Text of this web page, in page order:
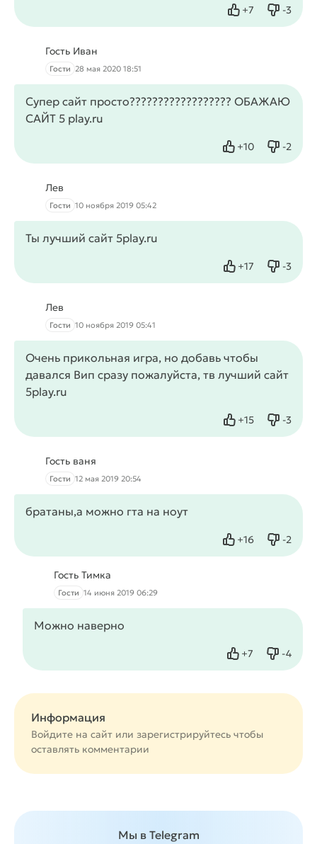
+7
Нравится -3
Не
Гость Иван
Гости 28 мая 2020 18:51
Супер сайт просто?????????????????? ОБАЖАЮ
САЙТ 5 play.ru
+10
Нравится -2
Не
Лев
Гости 10 ноября 2019 05:42
Ты лучший сайт 5play.ru
+17
Нравится -3
Не
Лев
Гости 10 ноября 2019 05:41
Очень прикольная игра, но добавь чтобы
давался Вип сразу пожалуйста, тв лучший сайт
5play.ru
+15
Нравится -3
Не
Гость ваня
Гости 12 мая 2019 20:54
братаны,а можно гта на ноут
+16
Нравится -2
Не
Гость Тимка
Гости 14 июня 2019 06:29
Можно наверно
+7
Нравится -4
Не
Информация
Войдите на сайт или зарегистрируйтесь чтобы
оставлять комментарии
Мы в Telegram